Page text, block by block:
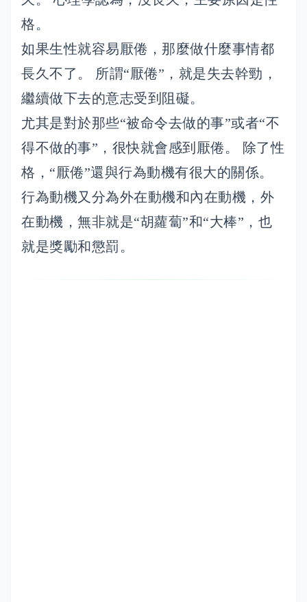
格。
如果生性就容易厭倦，那麼做什麼事情都
長久不了。 所謂“厭倦”，就是失去幹勁，
繼續做下去的意志受到阻礙。
尤其是對於那些“被命令去做的事”或者“不
得不做的事”，很快就會感到厭倦。 除了性
格，“厭倦”還與行為動機有很大的關係。
行為動機又分為外在動機和內在動機，外
在動機，無非就是“胡蘿蔔”和“大棒”，也
就是獎勵和懲罰。